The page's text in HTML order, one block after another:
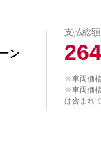
ン
支払総額
264
※車両価
※車両価
は含まれ